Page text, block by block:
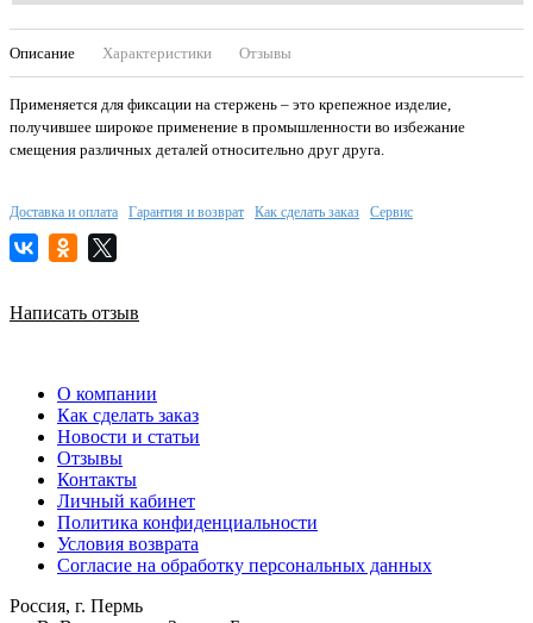
Описание Характеристики Отзывы
Применяется для фиксации на стержень – это крепежное изделие,
получившее широкое применение в промышленности во избежание
смещения различных деталей относительно друг друга.
Доставка и оплата Гарантия и возврат Как сделать заказ Сервис
Написать отзыв
О компании
Как сделать заказ
Новости и статьи
Отзывы
Контакты
Личный кабинет
Политика конфиденциальности
Условия возврата
Согласие на обработку персональных данных
Россия, г. Пермь